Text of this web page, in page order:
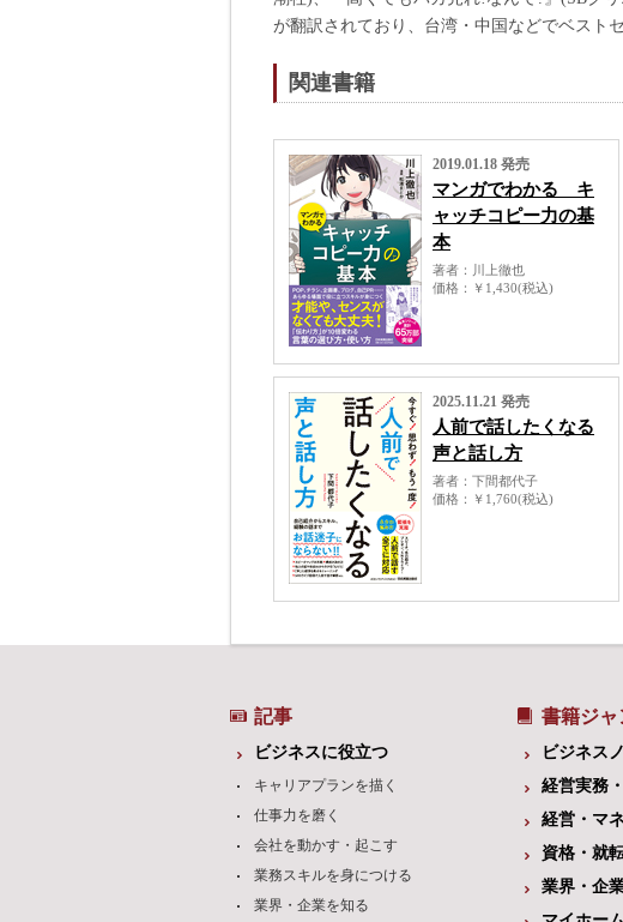
が翻訳されており、台湾・中国などでベスト
関連書籍
2019.01.18 発売
マンガでわかる キ
ャッチコピー力の基
本
著者
川上徹也
価格
￥1,430(税込)
2025.11.21 発売
人前で話したくなる
声と話し方
著者
下間都代子
価格
￥1,760(税込)
記事
ビジネスに役立つ
キャリアプランを描く
仕事力を磨く
会社を動かす・起こす
業務スキルを身につける
業界・企業を知る
書籍ジャ
ビジネス
経営実務
経営・マ
資格・就
業界・企